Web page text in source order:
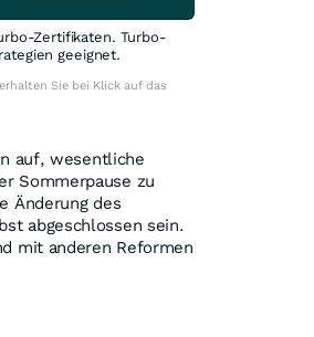
Zertifikaten. Turbo-
geeignet.
Sie bei Klick auf das
auf, wesentliche
Sommerpause zu
Änderung des
abgeschlossen sein.
mit anderen Reformen